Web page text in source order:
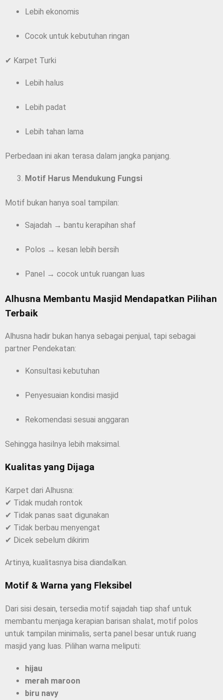
Lebih ekonomis
Cocok untuk kebutuhan ringan
✔ Karpet Turki
Lebih halus
Lebih padat
Lebih tahan lama
Perbedaan ini akan terasa dalam jangka panjang.
Motif Harus Mendukung Fungsi
Motif bukan hanya soal tampilan:
Sajadah → bantu kerapihan shaf
Polos → kesan lebih bersih
Panel → cocok untuk ruangan luas
Alhusna Membantu Masjid Mendapatkan Pilihan
Terbaik
Alhusna hadir bukan hanya sebagai penjual, tapi sebagai
partner Pendekatan:
Konsultasi kebutuhan
Penyesuaian kondisi masjid
Rekomendasi sesuai anggaran
Sehingga hasilnya lebih maksimal.
Kualitas yang Dijaga
Karpet dari Alhusna:
✔ Tidak mudah rontok
✔ Tidak panas saat digunakan
✔ Tidak berbau menyengat
✔ Dicek sebelum dikirim
Artinya, kualitasnya bisa diandalkan.
Motif & Warna yang Fleksibel
Dari sisi desain, tersedia motif sajadah tiap shaf untuk
membantu menjaga kerapian barisan shalat, motif polos
untuk tampilan minimalis, serta panel besar untuk ruang
masjid yang luas. Pilihan warna meliputi:
hijau
merah maroon
biru navy